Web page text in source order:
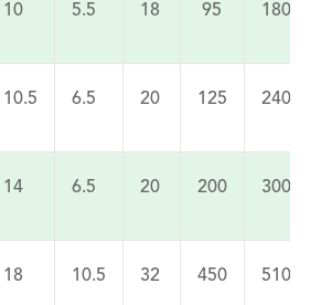
10 5.5 18 95 180
10.5 6.5 20 125 240
14 6.5 20 200 300
18 10.5 32 450 510